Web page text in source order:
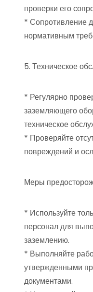
проверки его
* Сопротивление
нормативным
5. Техническое
* Регулярно
заземляющего
техническое
* Проверяйте
повреждений и
Меры
* Используйте
персонал для
заземлению.
* Выполняйте
утвержденными
документами.